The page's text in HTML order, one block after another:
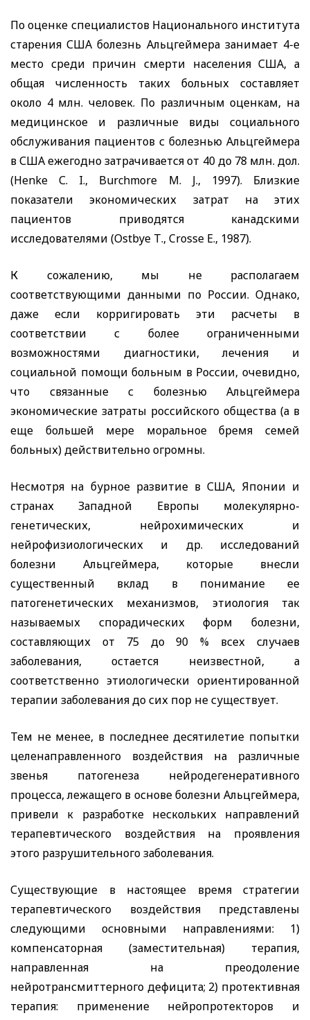
По оценке специалистов Национального института
старения США болезнь Альцгеймера занимает 4-е
место среди причин смерти населения США, а
общая численность таких больных составляет
около 4 млн. человек. По различным оценкам, на
медицинское и различные виды социального
обслуживания пациентов с болезнью Альцгеймера
в США ежегодно затрачивается от 40 до 78 млн. дол.
(HenkeС. I., Burchmore M. J., 1997). Близкие
показатели экономических затрат на этих
пациентов приводятся канадскими
исследователями (Ostbye Т., Crosse E., 1987).
К сожалению, мы не располагаем
соответствующими данными по России. Однако,
даже если корригировать эти расчеты в
соответствии с более ограниченными
возможностями диагностики, лечения и
социальной помощи больным в России, очевидно,
что связанные с болезнью Альцгеймера
экономические затраты российского общества (а в
еще большей мере моральное бремя семей
больных) действительно огромны.
Несмотря на бурное развитие в США, Японии и
странах Западной Европы молекулярно-
генетических, нейрохимических и
нейрофизиологических и др. исследований
болезни Альцгеймера, которые внесли
существенный вклад в понимание ее
патогенетических механизмов, этиология так
называемых спорадических форм болезни,
составляющих от 75 до 90 % всех случаев
заболевания, остается неизвестной, а
соответственно этиологически ориентированной
терапии заболевания до сих пор не существует.
Тем не менее, в последнее десятилетие попытки
целенаправленного воздействия на различные
звенья патогенеза нейродегенеративного
процесса, лежащего в основе болезни Альцгеймера,
привели к разработке нескольких направлений
терапевтического воздействия на проявления
этого разрушительного заболевания.
Существующие в настоящее время стратегии
терапевтического воздействия представлены
следующими основными направлениями: 1)
компенсаторная (заместительная) терапия,
направленная на преодоление
нейротрансмиттерного дефицита; 2) протективная
терапия: применение нейропротекторов и